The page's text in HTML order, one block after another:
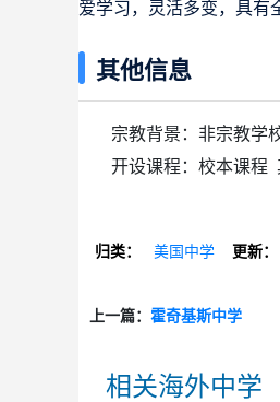
爱学习，灵活多变，具有
其他信息
宗教背景：非宗教学
开设课程：校本课程
归类： 美国中学 更新：
上一篇： 霍奇基斯中学
相关海外中学